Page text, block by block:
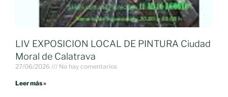
LIV EXPOSICION LOCAL DE PINTURA Ciudad
Moral de Calatrava
27/06/2026 No hay comentarios
Leer más »